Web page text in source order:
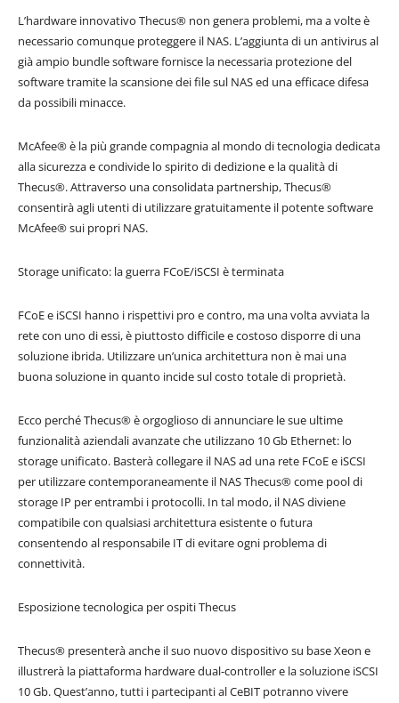
L’hardware innovativo Thecus® non genera problemi, ma a volte è
necessario comunque proteggere il NAS. L’aggiunta di un antivirus al
già ampio bundle software fornisce la necessaria protezione del
software tramite la scansione dei file sul NAS ed una efficace difesa
da possibili minacce.
McAfee® è la più grande compagnia al mondo di tecnologia dedicata
alla sicurezza e condivide lo spirito di dedizione e la qualità di
Thecus®. Attraverso una consolidata partnership, Thecus®
consentirà agli utenti di utilizzare gratuitamente il potente software
McAfee® sui propri NAS.
Storage unificato: la guerra FCoE/iSCSI è terminata
FCoE e iSCSI hanno i rispettivi pro e contro, ma una volta avviata la
rete con uno di essi, è piuttosto difficile e costoso disporre di una
soluzione ibrida. Utilizzare un’unica architettura non è mai una
buona soluzione in quanto incide sul costo totale di proprietà.
Ecco perché Thecus® è orgoglioso di annunciare le sue ultime
funzionalità aziendali avanzate che utilizzano 10 Gb Ethernet: lo
storage unificato. Basterà collegare il NAS ad una rete FCoE e iSCSI
per utilizzare contemporaneamente il NAS Thecus® come pool di
storage IP per entrambi i protocolli. In tal modo, il NAS diviene
compatibile con qualsiasi architettura esistente o futura
consentendo al responsabile IT di evitare ogni problema di
connettività.
Esposizione tecnologica per ospiti Thecus
Thecus® presenterà anche il suo nuovo dispositivo su base Xeon e
illustrerà la piattaforma hardware dual-controller e la soluzione iSCSI
10 Gb. Quest’anno, tutti i partecipanti al CeBIT potranno vivere